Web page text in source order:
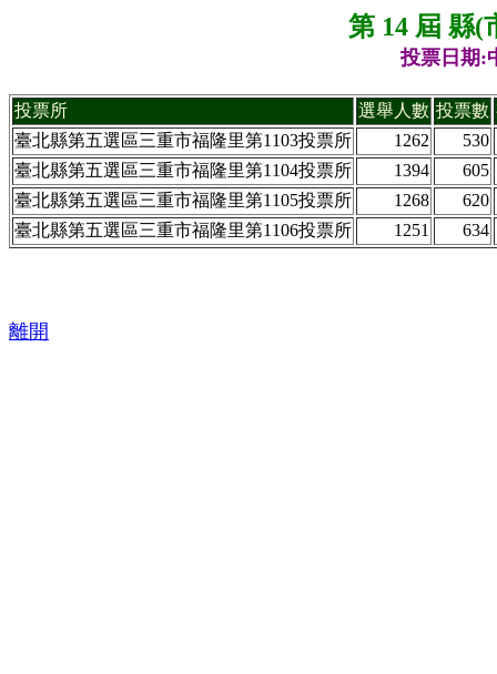
第 14 屆 縣(
投票日期:
投票所 選舉人數 投票數
臺北縣第五選區三重市福隆里第1103投票所
1262
530
臺北縣第五選區三重市福隆里第1104投票所
1394
605
臺北縣第五選區三重市福隆里第1105投票所
1268
620
臺北縣第五選區三重市福隆里第1106投票所
1251 634
離開